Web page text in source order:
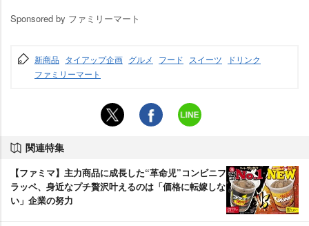
Sponsored by ファミリーマート
新商品 タイアップ企画 グルメ フード スイーツ
ドリンク
ファミリーマート
関連特集
【ファミマ】主力商品に成長した“革命児”コンビニフ
ラッペ、身近なプチ贅沢叶えるのは「価格に転嫁しな
い」企業の努力